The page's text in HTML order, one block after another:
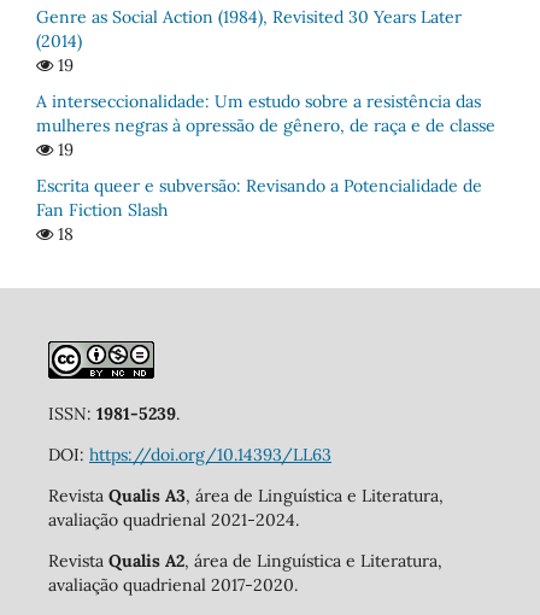
Genre as Social Action (1984), Revisited 30 Years Later
(2014)
19
A interseccionalidade: Um estudo sobre a resistência das
mulheres negras à opressão de gênero, de raça e de classe
19
Escrita queer e subversão: Revisando a Potencialidade de
Fan Fiction Slash
18
ISSN: 1981-5239.
DOI: https://doi.org/10.14393/LL63
Revista Qualis A3, área de Linguística e Literatura,
avaliação quadrienal 2021-2024.
Revista Qualis A2, área de Linguística e Literatura,
avaliação quadrienal 2017-2020.